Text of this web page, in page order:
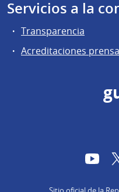
Servicios a la
Transparencia
Acreditaciones prensa